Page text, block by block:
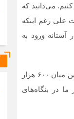
می‌دانید که
علی رغم اینکه
آستانه ورود به
صفایی یادآور شد: باید به اطلاع شما برسانم در ایران بیش از ۳ میلیون واحد صنفی وجود دارد که از این میان ۶۰۰ هزار
در بنگاه‌های